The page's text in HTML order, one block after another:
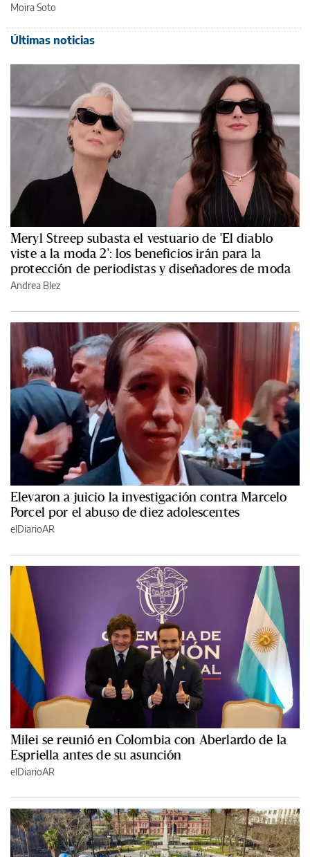
Moira Soto
Últimas noticias
Meryl Streep subasta el vestuario de 'El diablo
viste a la moda 2': los beneficios irán para la
protección de periodistas y diseñadores de moda
Andrea Blez
Elevaron a juicio la investigación contra Marcelo
Porcel por el abuso de diez adolescentes
elDiarioAR
Milei se reunió en Colombia con Aberlardo de la
Espriella antes de su asunción
elDiarioAR